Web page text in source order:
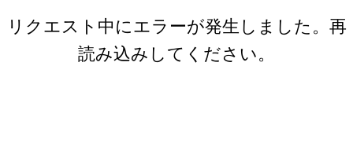
リクエスト中にエラーが発生しました。再
読み込みしてください。